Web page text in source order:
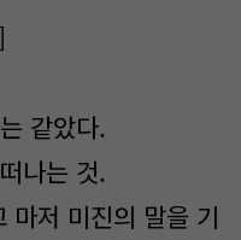
같았다.
나는 것.
마저 미진의 말을 기